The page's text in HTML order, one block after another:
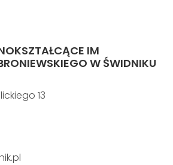
IM
W ŚWIDNIKU
13